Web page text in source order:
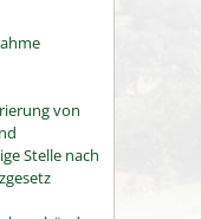
von
Stelle nach